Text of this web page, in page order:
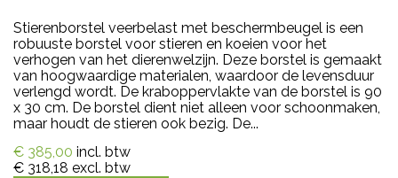
Stierenborstel veerbelast met beschermbeugel is een
robuuste borstel voor stieren en koeien voor het
verhogen van het dierenwelzijn. Deze borstel is gemaakt
van hoogwaardige materialen, waardoor de levensduur
verlengd wordt. De kraboppervlakte van de borstel is 90
x 30 cm. De borstel dient niet alleen voor schoonmaken,
maar houdt de stieren ook bezig. De...
€ 385,00 incl. btw
€ 318,18 excl. btw